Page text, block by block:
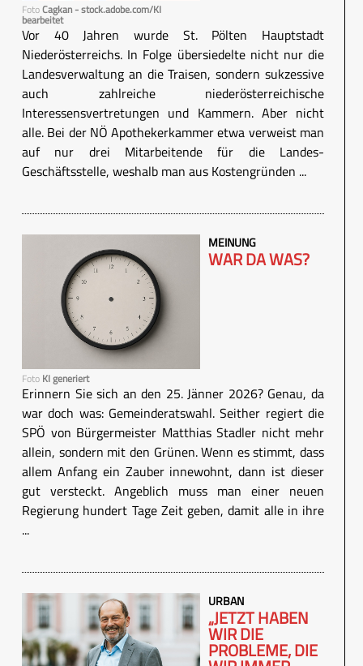
FotoCagkan - stock.adobe.com/KI
bearbeitet
Vor 40 Jahren wurde St. Pölten Hauptstadt
Niederösterreichs. In Folge übersiedelte nicht nur die
Landesverwaltung an die Traisen, sondern sukzessive
auch zahlreiche niederösterreichische
Interessensvertretungen und Kammern. Aber nicht
alle. Bei der NÖ Apothekerkammer etwa verweist man
auf nur drei Mitarbeitende für die Landes-
Geschäftsstelle, weshalb man aus Kostengründen ...
Foto KI generiert
MEINUNG
WAR DA WAS?
Erinnern Sie sich an den 25. Jänner 2026? Genau, da
war doch was: Gemeinderatswahl. Seither regiert die
SPÖ von Bürgermeister Matthias Stadler nicht mehr
allein, sondern mit den Grünen. Wenn es stimmt, dass
allem Anfang ein Zauber innewohnt, dann ist dieser
gut versteckt. Angeblich muss man einer neuen
Regierung hundert Tage Zeit geben, damit alle in ihre
...
URBAN
„JETZT HABEN
WIR DIE
PROBLEME, DIE